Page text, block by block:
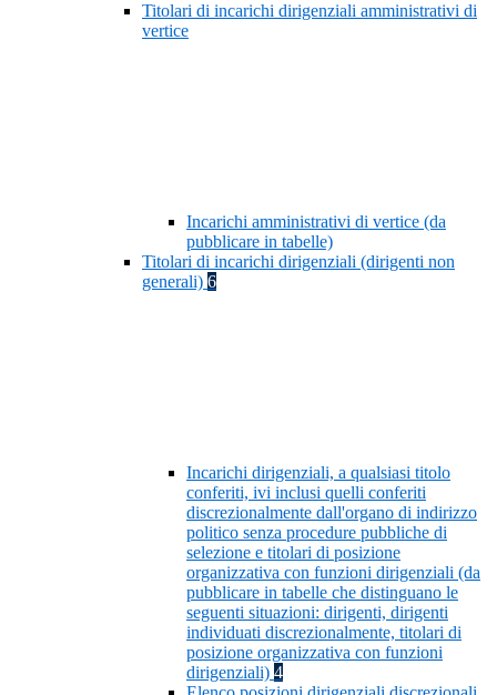
Titolari di incarichi dirigenziali amministrativi di
vertice
Incarichi amministrativi di vertice (da
pubblicare in tabelle)
Titolari di incarichi dirigenziali (dirigenti non
generali) 6
Incarichi dirigenziali, a qualsiasi titolo
conferiti, ivi inclusi quelli conferiti
discrezionalmente dall'organo di indirizzo
politico senza procedure pubbliche di
selezione e titolari di posizione
organizzativa con funzioni dirigenziali (da
pubblicare in tabelle che distinguano le
seguenti situazioni: dirigenti, dirigenti
individuati discrezionalmente, titolari di
posizione organizzativa con funzioni
dirigenziali) 4